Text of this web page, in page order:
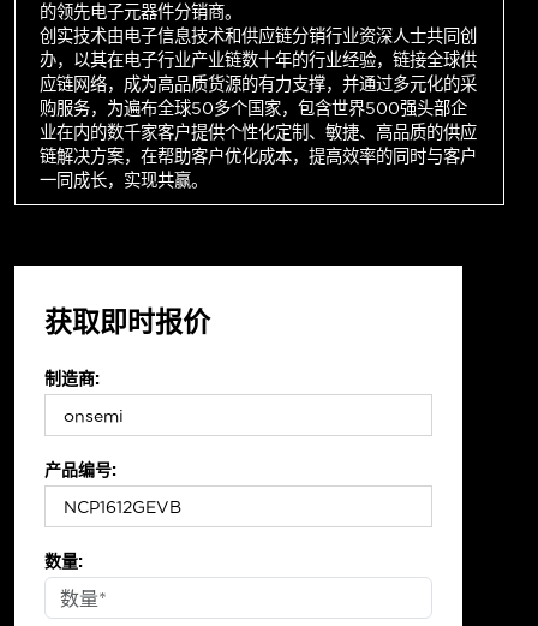
的领先电子元器件分销商。
创实技术由电子信息技术和供应链分销行业资深人士共同创
办，以其在电子行业产业链数十年的行业经验，链接全球供
应链网络，成为高品质货源的有力支撑，并通过多元化的采
购服务，为遍布全球50多个国家，包含世界500强头部企
业在内的数千家客户提供个性化定制、敏捷、高品质的供应
链解决方案，在帮助客户优化成本，提高效率的同时与客户
一同成长，实现共赢。
获取即时报价
制造商:
产品编号:
数量: